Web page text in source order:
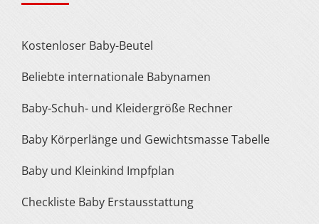
Kostenloser Baby-Beutel
Beliebte internationale Babynamen
Baby-Schuh- und Kleidergröße Rechner
Baby Körperlänge und Gewichtsmasse Tabelle
Baby und Kleinkind Impfplan
Checkliste Baby Erstausstattung